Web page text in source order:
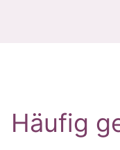
Häufig